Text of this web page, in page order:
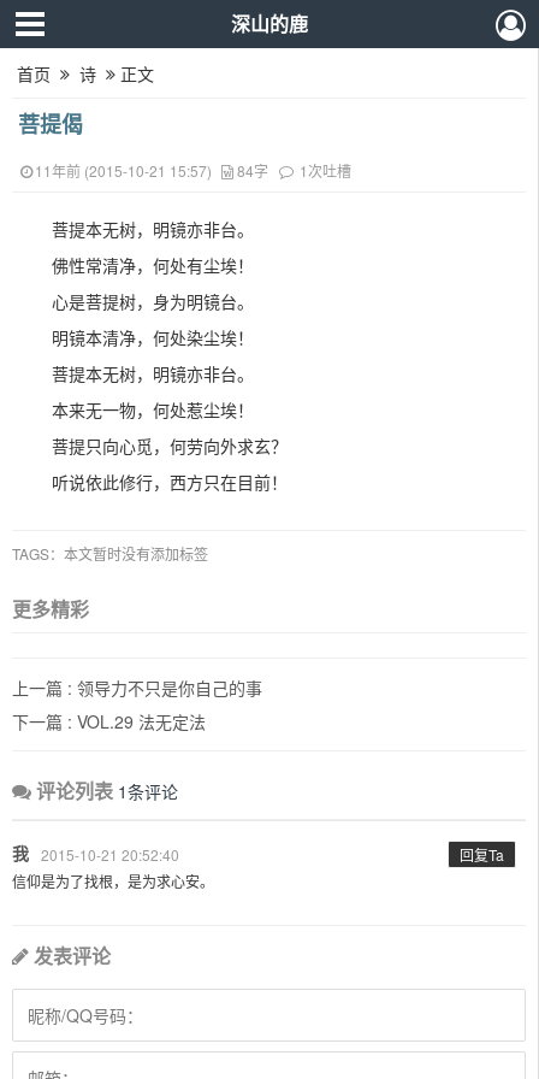
深山的鹿
首页 诗 正文
菩提偈
11年前 (2015-10-21 15:57) 84字 1次吐槽
菩提本无树，明镜亦非台。
佛性常清净，何处有尘埃！
心是菩提树，身为明镜台。
明镜本清净，何处染尘埃！
菩提本无树，明镜亦非台。
本来无一物，何处惹尘埃！
菩提只向心觅，何劳向外求玄？
听说依此修行，西方只在目前！
TAGS：本文暂时没有添加标签
更多精彩
上一篇 : 领导力不只是你自己的事
下一篇 : VOL.29 法无定法
评论列表 1条评论
我 2015-10-21 20:52:40
回复Ta
信仰是为了找根，是为求心安。
发表评论